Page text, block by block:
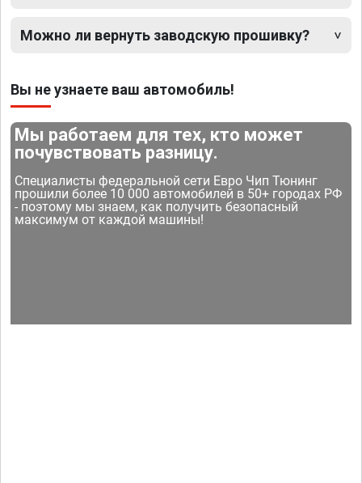
Можно ли вернуть заводскую прошивку?
Вы не узнаете ваш автомобиль!
Мы работаем для тех, кто может
почувствовать разницу.
Специалисты федеральной сети Евро Чип Тюнинг
прошили более 10 000 автомобилей в 50+ городах РФ
- поэтому мы знаем, как получить безопасный
максимум от каждой машины!